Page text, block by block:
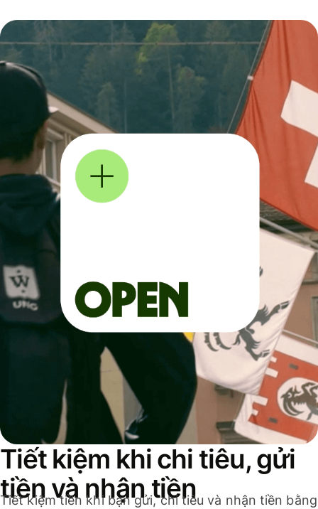
Tiết kiệm khi chi tiêu, gửi
tiền và nhận tiền
Tiết kiệm tiền khi bạn gửi, chi tiêu và nhận tiền bằng